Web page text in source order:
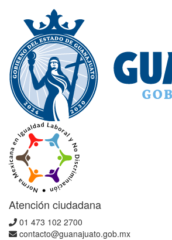
Atención ciudadana
01 473 102 2700
contacto@guanajuato.gob.mx